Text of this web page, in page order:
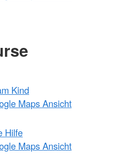
Kind
Maps Ansicht
Hilfe
Maps Ansicht